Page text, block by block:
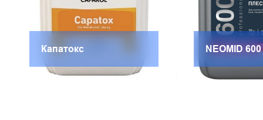
Капатокс NEOMID 600